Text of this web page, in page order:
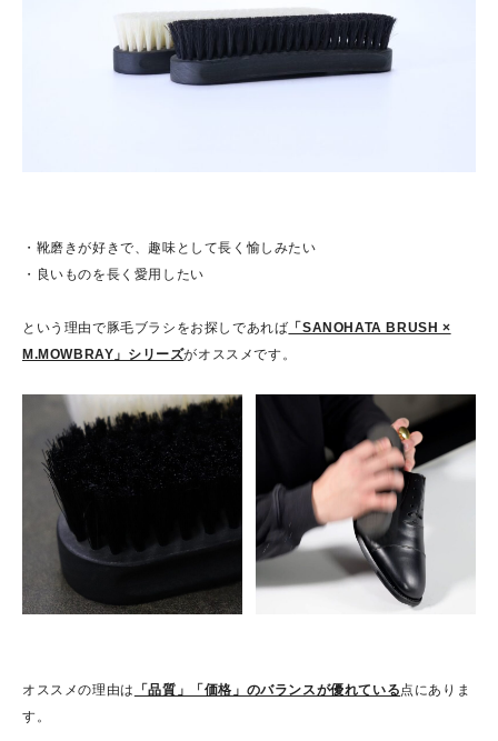
・靴磨きが好きで、趣味として長く愉しみたい
・良いものを長く愛用したい
という理由で豚毛ブラシをお探しであれば 「SANOHATA BRUSH ×
M.MOWBRAY」シリーズがオススメです。
オススメの理由は 「品質」「価格」のバランスが優れている点にありま
す。